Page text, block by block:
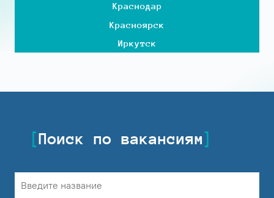
Краснодар
Красноярск
Иркутск
Поиск по вакансиям